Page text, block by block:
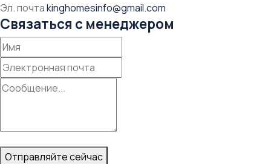
Эл. почтаkinghomesinfo@gmail.com
Связаться с менеджером
Отправляйте сейчас